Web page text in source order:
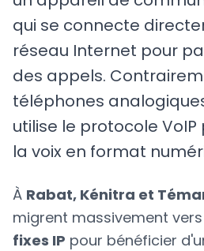
qui se connecte
réseau Internet pour
des appels.
téléphones
utilise le protocole
la voix en format
À Rabat, Kénitra et
migrent massivement
fixes IP pour bénéficier